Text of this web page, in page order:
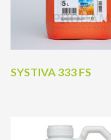
SYSTIVA 333 FS